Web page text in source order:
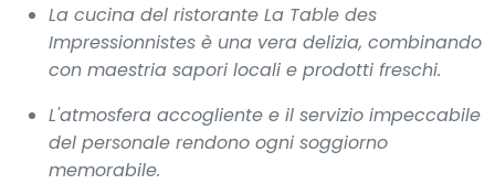
La cucina del ristorante La Table des
Impressionnistes è una vera delizia, combinando
con maestria sapori locali e prodotti freschi.
L'atmosfera accogliente e il servizio impeccabile
del personale rendono ogni soggiorno
memorabile.